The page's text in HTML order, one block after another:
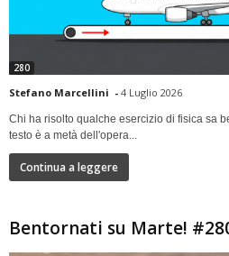
280
Stefano Marcellini - 4 Luglio 2026
Chi ha risolto qualche esercizio di fisica sa
testo è a metà dell'opera...
Continua a leggere
Bentornati su Marte!